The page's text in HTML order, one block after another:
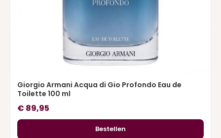
Giorgio Armani Acqua di Gio Profondo Eau de
Toilette 100 ml
€ 89,95
Bestellen